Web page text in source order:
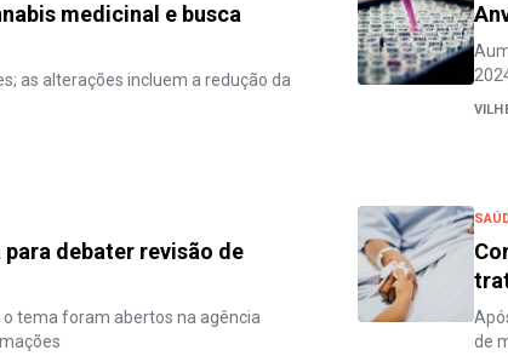
medicinal e busca
as alterações incluem a redução da
debater revisão de
tema foram abertos na agência
de